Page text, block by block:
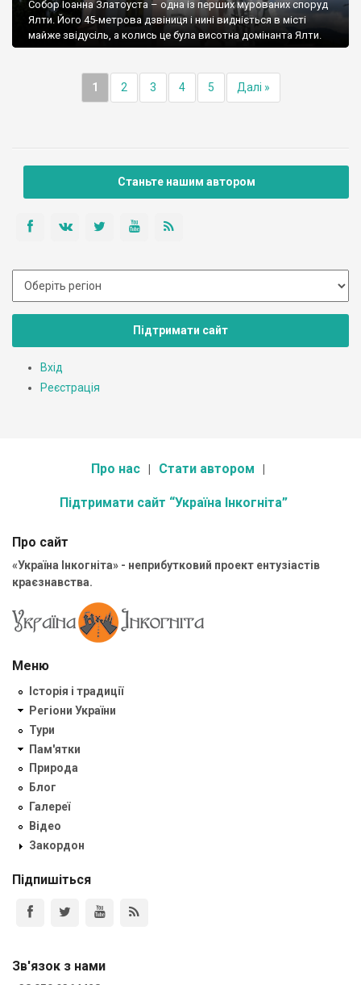
Собор Іоанна Златоуста – одна із перших мурованих споруд
Ялти. Його 45-метрова дзвіниця і нині видніється в місті
майже звідусіль, а колись це була висотна домінанта Ялти.
1 2 3 4 5 Далі »
Станьте нашим автором
Підтримати сайт
Вхід
Реєстрація
Про нас Стати автором
Підтримати сайт “Україна Інкогніта”
Про сайт
«Україна Інкогніта» - неприбутковий проект ентузіастів
краєзнавства.
Меню
Історія і традиції
Регіони України
Тури
Пам'ятки
Природа
Блог
Галереї
Відео
Закордон
Підпишіться
Зв'язок з нами